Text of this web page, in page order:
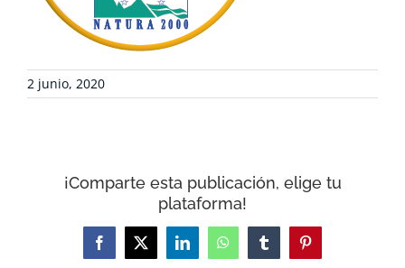
2 junio, 2020
¡Comparte esta publicación, elige tu
plataforma!
Facebook
X LinkedInWhatsAppTumblrPinterest